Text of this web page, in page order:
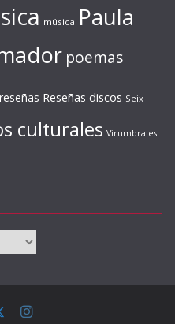
música Paula
poemas
reseñas Reseñas discos Seix
culturales Virumbrales